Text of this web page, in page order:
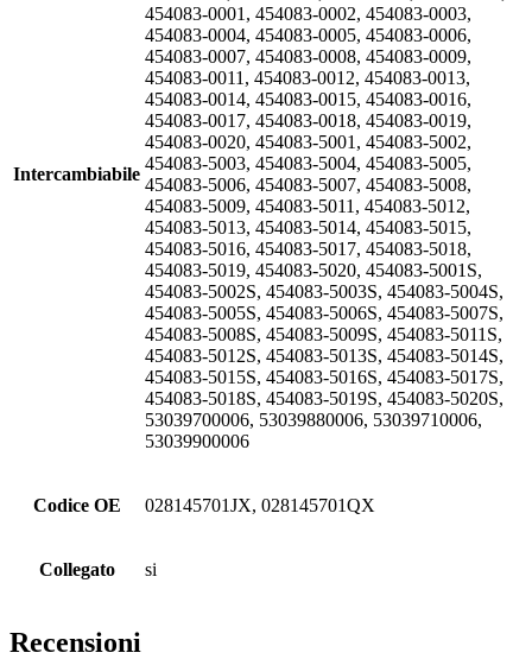
Intercambiabile
454083-0001, 454083-0002, 454083-0003,
454083-0004, 454083-0005, 454083-0006,
454083-0007, 454083-0008, 454083-0009,
454083-0011, 454083-0012, 454083-0013,
454083-0014, 454083-0015, 454083-0016,
454083-0017, 454083-0018, 454083-0019,
454083-0020, 454083-5001, 454083-5002,
454083-5003, 454083-5004, 454083-5005,
454083-5006, 454083-5007, 454083-5008,
454083-5009, 454083-5011, 454083-5012,
454083-5013, 454083-5014, 454083-5015,
454083-5016, 454083-5017, 454083-5018,
454083-5019, 454083-5020, 454083-5001S,
454083-5002S, 454083-5003S, 454083-5004S,
454083-5005S, 454083-5006S, 454083-5007S,
454083-5008S, 454083-5009S, 454083-5011S,
454083-5012S, 454083-5013S, 454083-5014S,
454083-5015S, 454083-5016S, 454083-5017S,
454083-5018S, 454083-5019S, 454083-5020S,
53039700006, 53039880006, 53039710006,
53039900006
Codice OE 028145701JX, 028145701QX
Collegato si
Recensioni